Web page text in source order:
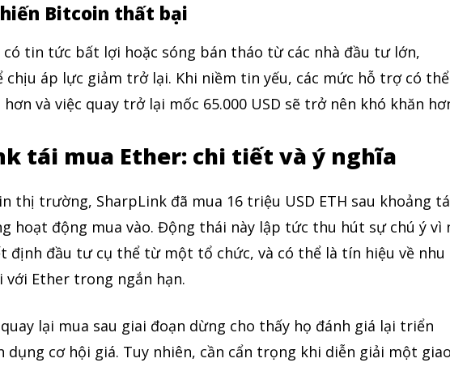
Bitcoin thất bại
có tin tức bất lợi hoặc sóng bán tháo từ các nhà đầu tư lớn,
chịu áp lực giảm trở lại. Khi niềm tin yếu, các mức hỗ trợ có
và việc quay trở lại mốc 65.000 USD sẽ trở nên khó khăn
tái mua Ether: chi tiết và ý nghĩa
thị trường, SharpLink đã mua 16 triệu USD ETH sau khoảng
hoạt động mua vào. Động thái này lập tức thu hút sự chú ý vì
định đầu tư cụ thể từ một tổ chức, và có thể là tín hiệu về nhu
với Ether trong ngắn hạn.
lại mua sau giai đoạn dừng cho thấy họ đánh giá lại triển
dụng cơ hội giá. Tuy nhiên, cần cẩn trọng khi diễn giải một giao